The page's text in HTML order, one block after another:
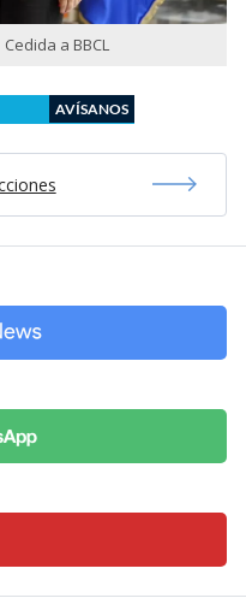
a BBCL
AVÍSANOS